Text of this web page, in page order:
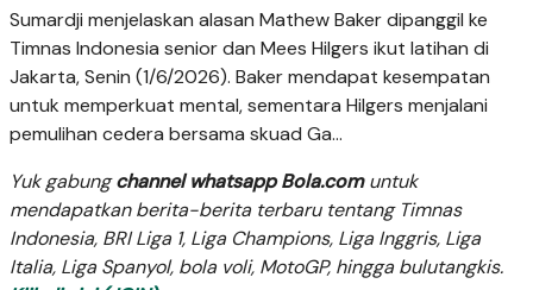
Sumardji menjelaskan alasan Mathew Baker dipanggil ke
Timnas Indonesia senior dan Mees Hilgers ikut latihan di
Jakarta, Senin (1/6/2026). Baker mendapat kesempatan
untuk memperkuat mental, sementara Hilgers menjalani
pemulihan cedera bersama skuad Ga...
Yuk gabungchannel whatsapp Bola.comuntuk
mendapatkan berita-berita terbaru tentang Timnas
Indonesia, BRI Liga 1, Liga Champions, Liga Inggris, Liga
Italia, Liga Spanyol, bola voli, MotoGP, hingga bulutangkis.